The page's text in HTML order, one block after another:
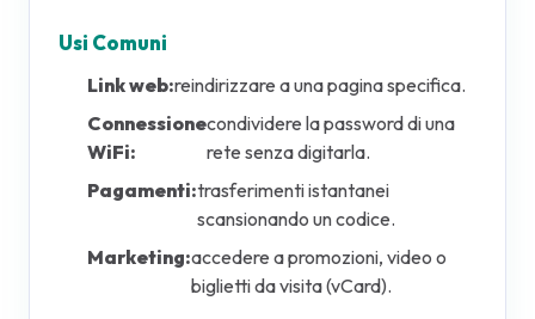
Usi Comuni
Link web:reindirizzare a una pagina specifica.
Connessione
WiFi:
condividere la password di una
rete senza digitarla.
Pagamenti:trasferimenti istantanei
scansionando un codice.
Marketing:accedere a promozioni, video o
biglietti da visita (vCard).